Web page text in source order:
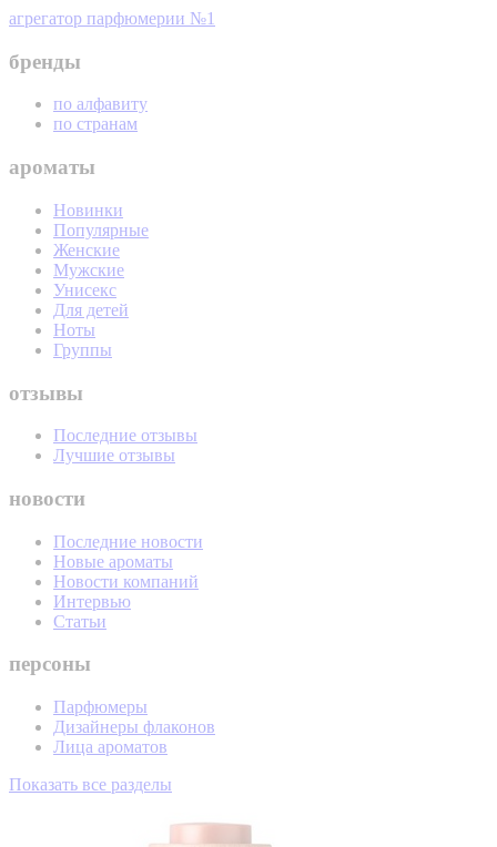
агрегатор парфюмерии №1
бренды
по алфавиту
по странам
ароматы
Новинки
Популярные
Женские
Мужские
Унисекс
Для детей
Ноты
Группы
отзывы
Последние отзывы
Лучшие отзывы
новости
Последние новости
Новые ароматы
Новости компаний
Интервью
Статьи
персоны
Парфюмеры
Дизайнеры флаконов
Лица ароматов
Показать все разделы